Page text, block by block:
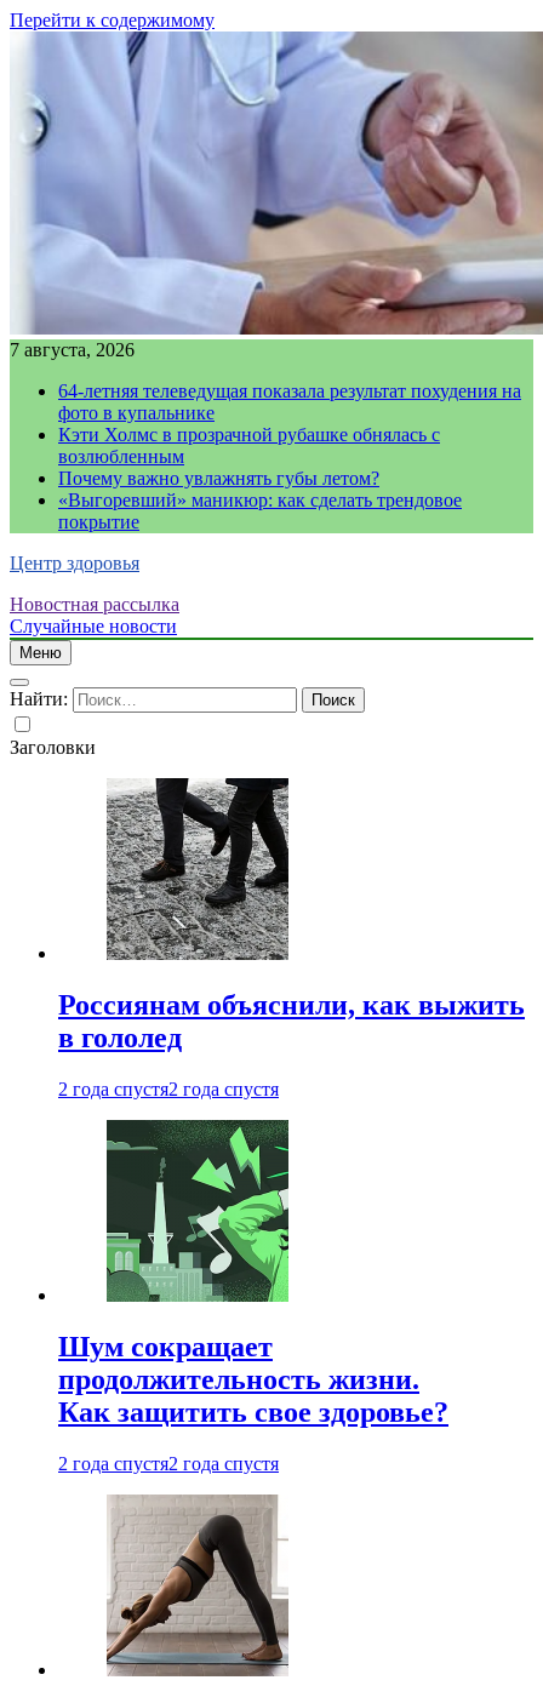
Перейти к содержимому
7 августа, 2026
64-летняя телеведущая показала результат похудения на
фото в купальнике
Кэти Холмс в прозрачной рубашке обнялась с
возлюбленным
Почему важно увлажнять губы летом?
«Выгоревший» маникюр: как сделать трендовое
покрытие
Центр здоровья
Новостная рассылка
Случайные новости
Меню
Найти:
Заголовки
Россиянам объяснили, как выжить
в гололед
2 года спустя2 года спустя
Шум сокращает
продолжительность жизни.
Как защитить свое здоровье?
2 года спустя2 года спустя